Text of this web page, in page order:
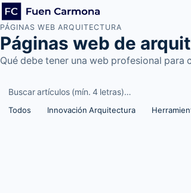
PÁGINAS WEB ARQUITECTURA
Páginas web de
Qué debe tener una web profesional
Buscar artículos
Todos Innovación Arquitectura